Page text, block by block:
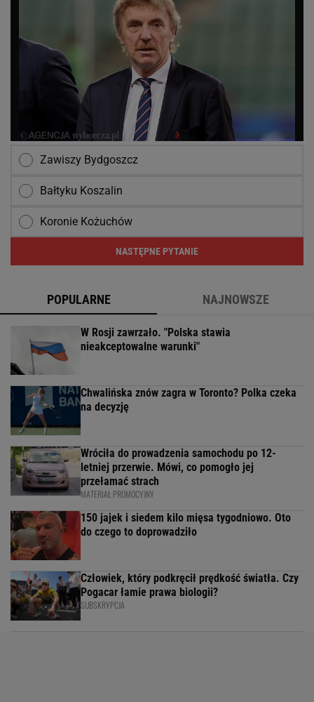
Zawiszy Bydgoszcz
Bałtyku Koszalin
Koronie Kożuchów
NASTĘPNE PYTANIE
POPULARNE NAJNOWSZE
W Rosji zawrzało. "Polska stawia
nieakceptowalne warunki"
Chwalińska znów zagra w Toronto? Polka czeka
na decyzję
Wróciła do prowadzenia samochodu po 12-
letniej przerwie. Mówi, co pomogło jej
przełamać strach
MATERIAŁ PROMOCYJNY
150 jajek i siedem kilo mięsa tygodniowo. Oto
do czego to doprowadziło
Człowiek, który podkręcił prędkość światła. Czy
Pogacar łamie prawa biologii?
SUBSKRYPCJA